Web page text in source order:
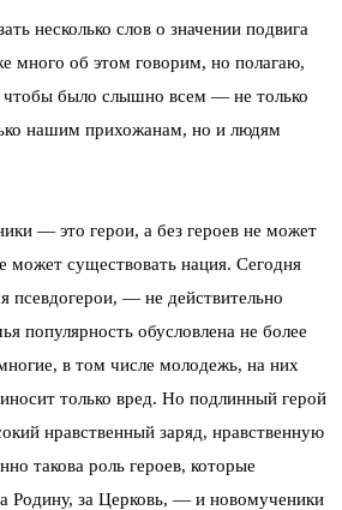
несколько слов о значении подвига
много об этом говорим, но полагаю,
чтобы было слышно всем — не только
нашим прихожанам, но и людям
— это герои, а без героев не может
может существовать нация. Сегодня
псевдогерои, — не действительно
популярность обусловлена не более
в том числе молодежь, на них
только вред. Но подлинный герой
нравственный заряд, нравственную
такова роль героев, которые
Родину, за Церковь, — и новомученики